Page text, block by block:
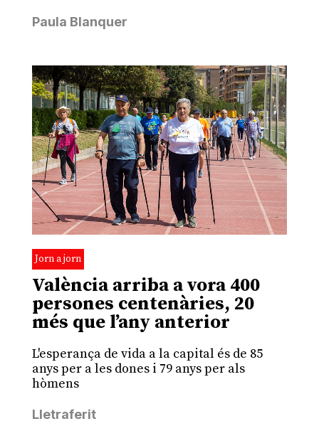
Paula Blanquer
Jorn a jorn
València arriba a vora 400
persones centenàries, 20
més que l’any anterior
L'esperança de vida a la capital és de 85
anys per a les dones i 79 anys per als
hòmens
Lletraferit